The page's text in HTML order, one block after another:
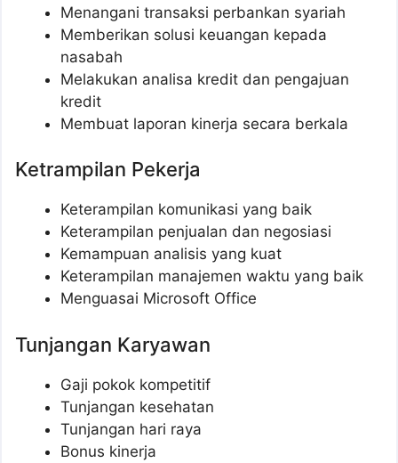
Menangani transaksi perbankan syariah
Memberikan solusi keuangan kepada
nasabah
Melakukan analisa kredit dan pengajuan
kredit
Membuat laporan kinerja secara berkala
Ketrampilan Pekerja
Keterampilan komunikasi yang baik
Keterampilan penjualan dan negosiasi
Kemampuan analisis yang kuat
Keterampilan manajemen waktu yang baik
Menguasai Microsoft Office
Tunjangan Karyawan
Gaji pokok kompetitif
Tunjangan kesehatan
Tunjangan hari raya
Bonus kinerja